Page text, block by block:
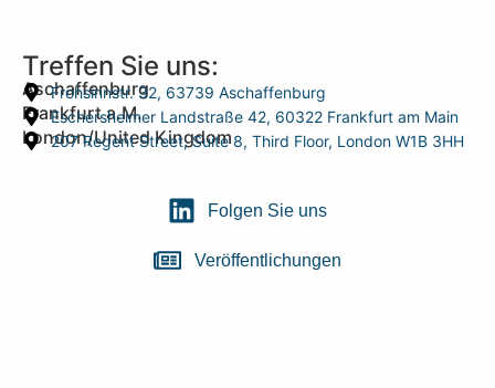
Treffen Sie uns:
Aschaffenburg
Frohsinnstr. 32, 63739 Aschaffenburg
Frankfurt a.M.
Eschersheimer Landstraße 42, 60322 Frankfurt am Main
London/United Kingdom
207 Regent Street, Suite 8, Third Floor, London W1B 3HH
Folgen Sie uns
Veröffentlichungen